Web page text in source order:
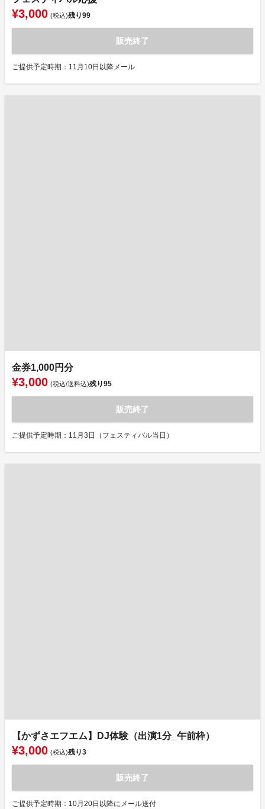
¥3,000 (税込)残り99
販売終了
ご提供予定時期：11月10日以降メール
金券1,000円分
¥3,000 (税込/送料込)残り95
販売終了
ご提供予定時期：11月3日（フェスティバル当日）
【かずさエフエム】DJ体験（出演1分_午前枠）
¥3,000 (税込)残り3
販売終了
ご提供予定時期：10月20日以降にメール送付